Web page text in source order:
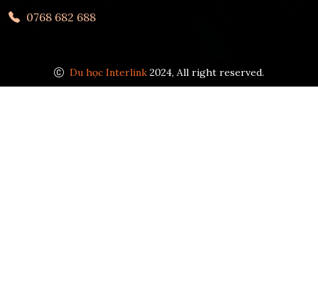
0768 682 688
Du học Interlink 2024, All right reserved.